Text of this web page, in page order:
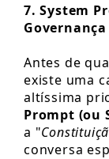
7. System
Governança
Antes de
existe uma
altíssima
Prompt (ou
a "
conversa